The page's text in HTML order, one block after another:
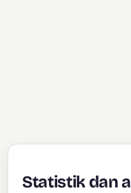
Statistik dan